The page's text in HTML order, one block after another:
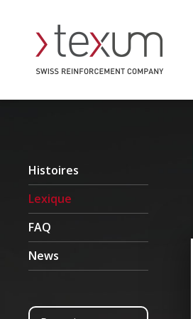
Histoires
Lexique
FAQ
News